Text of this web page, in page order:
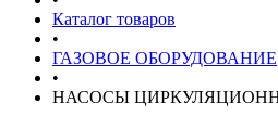
Каталог товаров
•
ГАЗОВОЕ ОБОРУДОВАНИЕ
•
НАСОСЫ